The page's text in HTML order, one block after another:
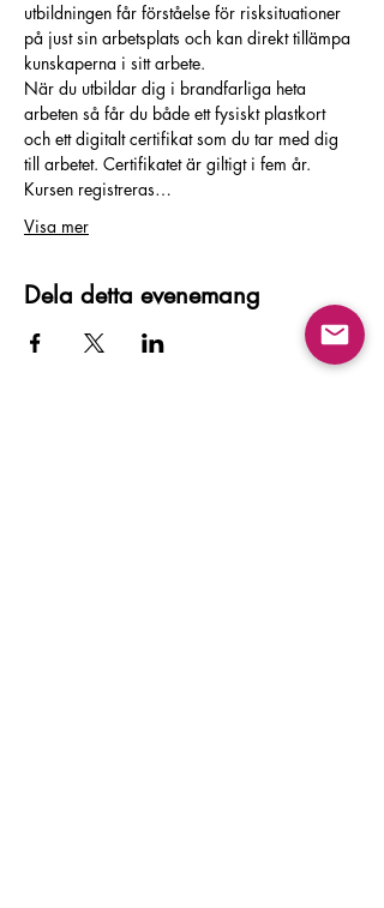
utbildningen får förståelse för risksituationer
på just sin arbetsplats och kan direkt tillämpa
kunskaperna i sitt arbete.
När du utbildar dig i brandfarliga heta
arbeten så får du både ett fysiskt plastkort
och ett digitalt certifikat som du tar med dig
till arbetet. Certifikatet är giltigt i fem år.
Kursen registreras…
Visa mer
Dela detta evenemang